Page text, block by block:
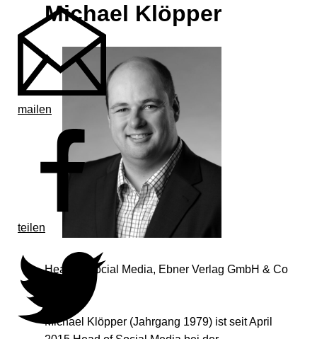
mailen
teilen
Michael Klöpper
Head of Social Media, Ebner Verlag GmbH & Co
Michael Klöpper (Jahrgang 1979) ist seit April